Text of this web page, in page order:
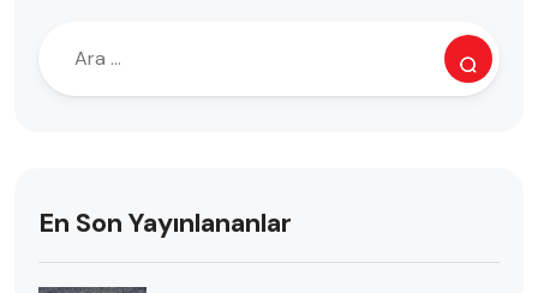
En Son Yayınlananlar